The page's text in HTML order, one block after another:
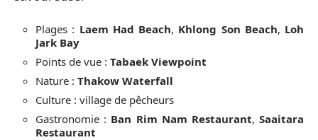
Plages : Laem Had Beach, Khlong Son Beach, Loh
Jark Bay
Points de vue : Tabaek Viewpoint
Nature : Thakow Waterfall
Culture : village de pêcheurs
Gastronomie : Ban Rim Nam Restaurant,Saaitara
Restaurant